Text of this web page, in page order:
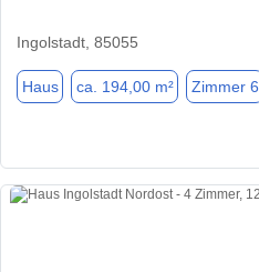
Ingolstadt, 85055
Haus ca. 194,00 m² Zimmer 6